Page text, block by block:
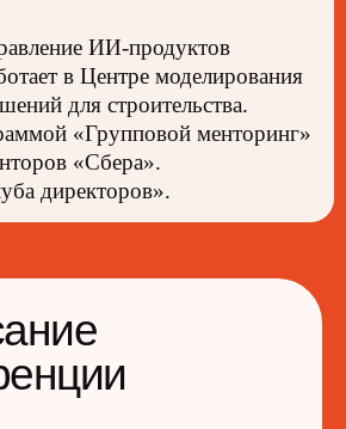
ИИ-продуктов
в Центре моделирования
для строительства.
«Групповой менторинг»
«Сбера».
директоров».
онлайн